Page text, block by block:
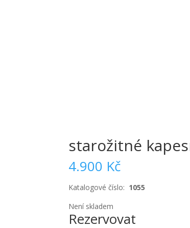
starožitné
4.900 Kč
Katalogové číslo: 1055
Není skladem
Rezervovat